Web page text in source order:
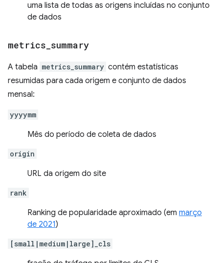
uma lista de todas as origens incluídas no conjunto
de dados
metrics summary
A tabela metrics_summary contém estatísticas
resumidas para cada origem e conjunto de dados
mensal:
yyyymm
Mês do período de coleta de dados
origin
URL da origem do site
rank
Ranking de popularidade aproximado (em março
de 2021)
[small|medium|large]_cls